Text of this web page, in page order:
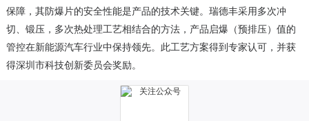
保障，其防爆片的安全性能是产品的技术关键。瑞德丰采用多次冲
切、锻压，多次热处理工艺相结合的方法，产品启爆（预排压）值的
管控在新能源汽车行业中保持领先。此工艺方案得到专家认可，并获
得深圳市科技创新委员会奖励。